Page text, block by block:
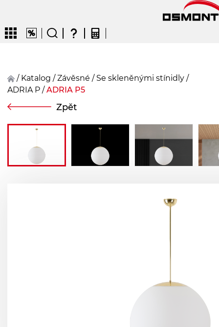
CZENDE FRFIN
/ Katalog / závěsné / Se skleněnými stínidly /
ADRIA P / ADRIA P5
Zpět